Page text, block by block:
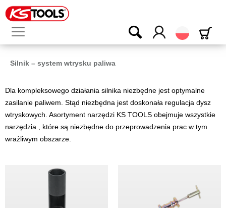
Polski
Silnik – system wtrysku paliwa
Dla kompleksowego działania silnika niezbędne jest optymalne
zasilanie paliwem. Stąd niezbędna jest doskonała regulacja dysz
wtryskowych. Asortyment narzędzi KS TOOLS obejmuje wszystkie
narzędzia , które są niezbędne do przeprowadzenia prac w tym
wrażliwym obszarze.